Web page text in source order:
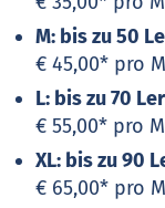
M: bis zu 50
€ 45,00* pro
L: bis zu 70
€ 55,00* pro
XL: bis zu 90
€ 65,00* pro